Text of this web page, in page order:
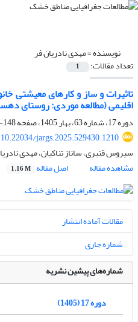
نویسنده =مهدی نادریان فر
تعداد مقالات: 1
تاثیرات و ساز و کارهای معیشتی
اقلیمی (مطالعه موردی: روستای
دوره 17، شماره 63، بهار 1405، صفحه
148-167
10.22034/jargs.2025.529430.1210
سیروس قنبری، ساناز تناکیان، مهدی
مشاهده مقاله
اصل مقاله 1.16 M
مقالات آماده انتشار
شماره جاری
شماره‌های پیشین نشریه
دوره 17 (1405)